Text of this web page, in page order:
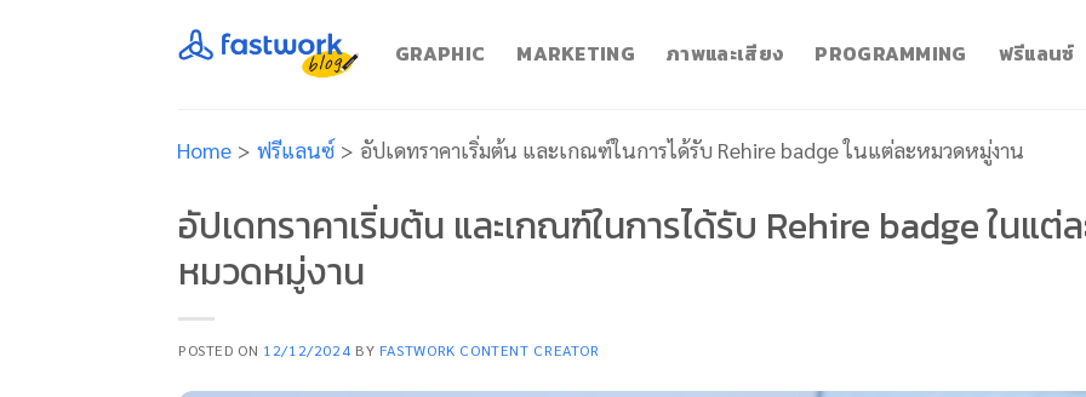
GRAPHIC MARKETING ภาพและเสียง PROGRAMMING ฟรีแลนซ์
Home > ฟรีแลนซ์ > อัปเดทราคาเริ่มต้น และเกณฑ์ในการได้รับ Rehire badge ในแต่ละหมวดหมู่งาน
อัปเดทราคาเริ่มต้น และเกณฑ์ในการได้รับ Rehire badge ในแต่ล
หมวดหมู่งาน
POSTED ON 12/12/2024 BY FASTWORK CONTENT CREATOR